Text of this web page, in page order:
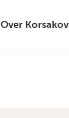
Over Korsakov